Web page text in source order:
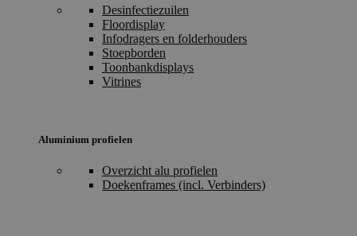
Desinfectiezuilen
Floordisplay
Infodragers en folderhouders
Stoepborden
Toonbankdisplays
Vitrines
Aluminium profielen
Overzicht alu profielen
Doekenframes (incl. Verbinders)